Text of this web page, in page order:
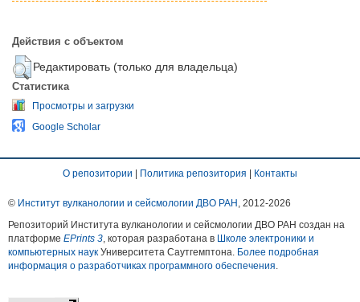
Действия с объектом
Редактировать (только для владельца)
Статистика
Просмотры и загрузки
Google Scholar
О репозитории | Политика репозитория | Контакты
© Институт вулканологии и сейсмологии ДВО РАН , 2012-2026
Репозиторий Института вулканологии и сейсмологии ДВО РАН создан на
платформе EPrints 3 , которая разработана в Школе электроники и
компьютерных наук Университета Саутгемптона. Более подробная
информация о разработчиках программного обеспечения